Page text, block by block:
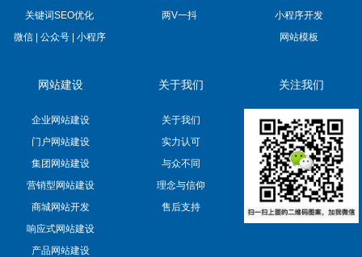
关键词SEO优化
两V一抖
微信 | 公众号 | 小程序
小程序开发
网站模板
网站建设
企业网站建设
门户网站建设
集团网站建设
营销型网站建设
商城网站开发
响应式网站建设
产品网站建设
关于我们
关于我们
实力认可
与众不同
理念与信仰
售后支持
关注我们